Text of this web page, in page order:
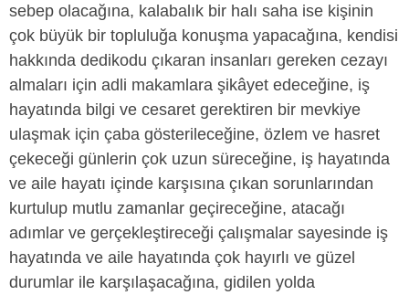
sebep olacağına, kalabalık bir halı saha ise kişinin
çok büyük bir topluluğa konuşma yapacağına, kendisi
hakkında dedikodu çıkaran insanları gereken cezayı
almaları için adli makamlara şikâyet edeceğine, iş
hayatında bilgi ve cesaret gerektiren bir mevkiye
ulaşmak için çaba gösterileceğine, özlem ve hasret
çekeceği günlerin çok uzun süreceğine, iş hayatında
ve aile hayatı içinde karşısına çıkan sorunlarından
kurtulup mutlu zamanlar geçireceğine, atacağı
adımlar ve gerçekleştireceği çalışmalar sayesinde iş
hayatında ve aile hayatında çok hayırlı ve güzel
durumlar ile karşılaşacağına, gidilen yolda